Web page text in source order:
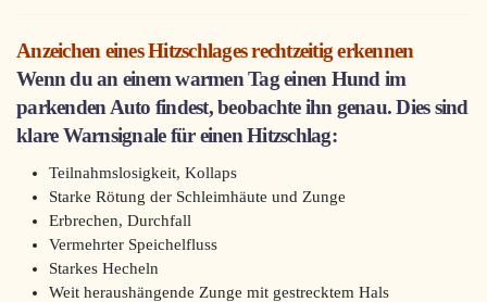
Anzeichen eines Hitzschlages rechtzeitig erkennen
Wenn du an einem warmen Tag einen Hund im
parkenden Auto findest, beobachte ihn genau. Dies sind
klare Warnsignale für einen Hitzschlag:
Teilnahmslosigkeit, Kollaps
Starke Rötung der Schleimhäute und Zunge
Erbrechen, Durchfall
Vermehrter Speichelfluss
Starkes Hecheln
Weit heraushängende Zunge mit gestrecktem Hals